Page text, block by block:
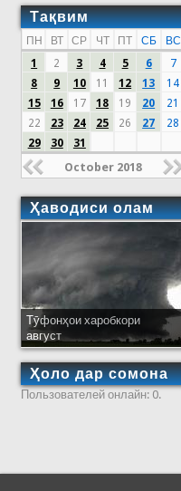
Тақвим
ПН ВТ СР ЧТ ПТ СБ
ВС
1
2 3 4 5 6
7
8
9 10 11 12 13
14
15
16 17 18 19 20
21
22
23 24 25 26 27
28
29
30 31
October 2018
Ҳаводиси олам
Тӯфонҳои харобкори
август
Ҳоло дар сомона
Пользователей онлайн: 0.